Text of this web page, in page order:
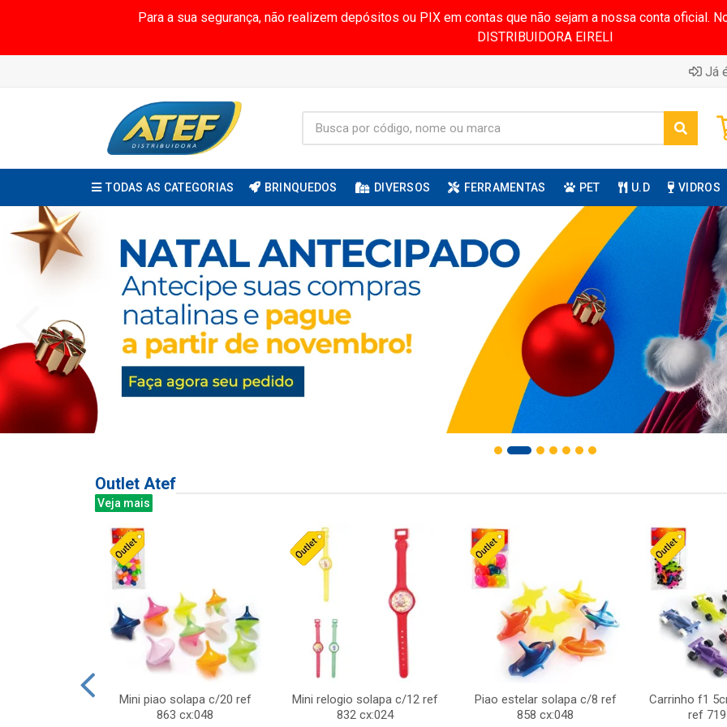
Para a sua segurança, não realizem depósitos ou PIX em contas que não sejam a nossa conta oficial.
DISTRIBUIDORA EIRELI
Já
TODAS AS CATEGORIAS BRINQUEDOS DIVERSOS FERRAMENTAS PET U.D VIDROS
Outlet Atef
Veja mais
Mini piao solapa c/20 ref
863 cx:048
Mini relogio solapa c/12 ref
832 cx:024
Piao estelar solapa c/8 ref
858 cx:048
Carrinho f1
ref